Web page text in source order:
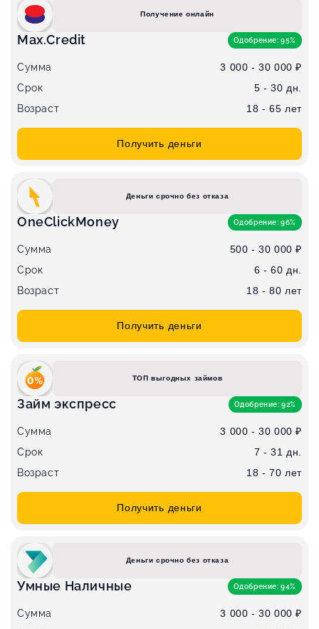
Получение онлайн
Max.Credit Одобрение: 95%
Сумма
3 000 - 30 000 ₽
Срок
5 - 30 дн.
Возраст
18 - 65 лет
Получить деньги
Деньги срочно без отказа
OneClickMoney Одобрение: 96%
Сумма
500 - 30 000 ₽
Срок
6 - 60 дн.
Возраст
18 - 80 лет
Получить деньги
ТОП выгодных займов
Займ экспресс Одобрение: 92%
Сумма
3 000 - 30 000 ₽
Срок
7 - 31 дн.
Возраст
18 - 70 лет
Получить деньги
Деньги срочно без отказа
Умные Наличные Одобрение: 94%
Сумма
3 000 - 30 000 ₽